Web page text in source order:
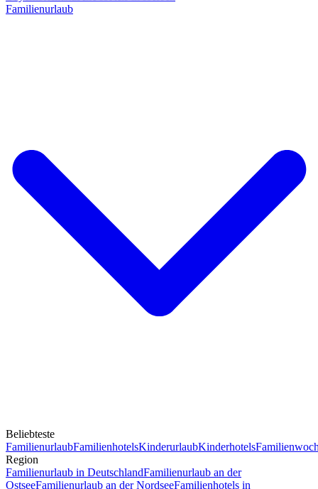
Familienurlaub
Beliebteste
FamilienurlaubFamilienhotelsKinderurlaubKinderhotels
Region
Familienurlaub in DeutschlandFamilienurlaub an der
OstseeFamilienurlaub an der NordseeFamilienhotels in